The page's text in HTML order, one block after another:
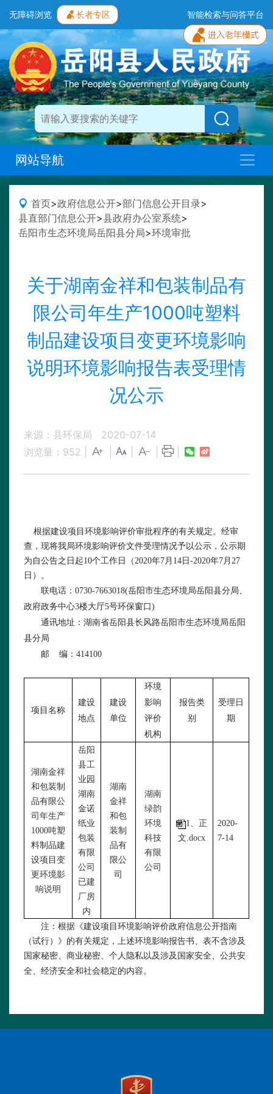
无障碍浏览 长者专区 智能检索与问答平台
网站导航
首页>政府信息公开>部门信息公开目录>
县直部门信息公开>县政府办公室系统>
岳阳市生态环境局岳阳县分局>环境审批
关于湖南金祥和包装制品有
限公司年生产1000吨塑料
制品建设项目变更环境影响
说明环境影响报告表受理情
况公示
来源：县环保局
2020-07-14
浏览量： 952
根据建设项目环境影响评价审批程序的有关规定。 经审
查， 现将我局环境影响评价文件受理情况予以公示，公示期
为 自公告之日起10个工作日 （2020年7月14日-2020年7月27
日） 。
联电话： 0730-7663018(岳阳市生态环境局岳阳县分局、
政府政务中心3楼大厅5号环保窗口)
通讯地址：湖南省岳阳县长风路岳阳市生态环境局岳阳
县分局
邮
编： 414100
项目名称
建设
地点
建设
单位
环境
影响
评价
机构
报告类
别
受理日
期
湖南金祥
和包装制
品有限公
司年生产
1000吨塑
料制品建
设项目变
更环境影
响说明
岳阳
县工
业园
湖南
金诺
纸业
包装
有限
公司
已建
厂房
内
湖南
金祥
和包
装制
品有
限公
司
湖南
绿韵
环境
科技
有限
公司
1、正
文.docx
2020-
7-14
注：根据《建设项目环境影响评价政府信息公开指南
（试行）》的有关规定，上述环境影响报告书、表不含涉及
国家秘密、商业秘密、个人隐私以及涉及国家安全、公共安
全、经济安全和社会稳定的内容。